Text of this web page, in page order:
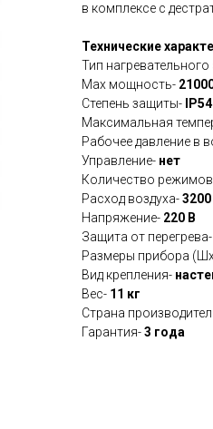
в комплексе с
Технические
Тип
Max мощность-
Степень защиты- IP54
Максимальная
Рабочее давление в
Управление- нет
Количество режимов
Расход воздуха-
Напряжение- 220 В
Защита от перегрева-
Размеры прибора
Вид крепления-
Вес- 11 кг
Страна
Гарантия-3 года